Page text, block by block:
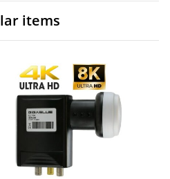
items